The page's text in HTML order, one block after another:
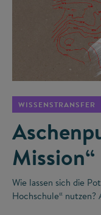
WISSENSTRANSFER
Mission“
Wie lassen sich die
Hochschule“ nutzen?